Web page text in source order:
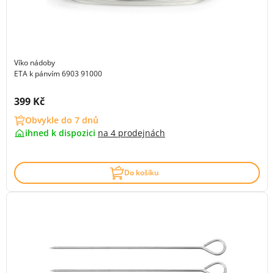
Víko nádoby
ETA k pánvím 6903 91000
Cena s DPH:
399 Kč
Obvykle do 7 dnů
ihned k dispozici na 4 prodejnách
Do košíku